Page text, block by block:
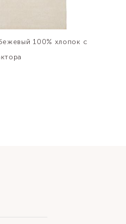
100% хлопок с